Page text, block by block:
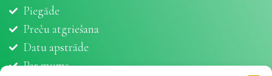
Piegāde
Preču atgriešana
Datu apstrāde
Par mums